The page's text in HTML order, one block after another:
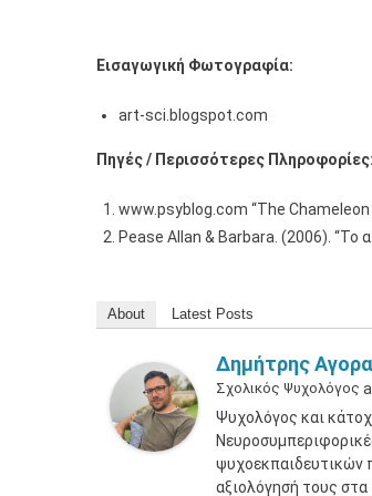
Εισαγωγική Φωτογραφία:
art-sci.blogspot.com
Πηγές / Περισσότερες Πληροφορίες:
www.psyblog.com “The
Pease Allan & Barbara. (2006).
About Latest Posts
Δημήτρης
Σχολικός Ψυχολόγος
Ψυχολόγος και
ψυχοεκπαιδευτικών
αξιολόγησή τους